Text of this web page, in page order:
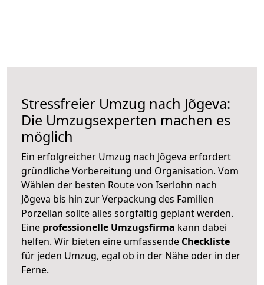
Stressfreier Umzug nach Jõgeva:
Die Umzugsexperten machen es
möglich
Ein erfolgreicher Umzug nach Jõgeva erfordert
gründliche Vorbereitung und Organisation. Vom
Wählen der besten Route von Iserlohn nach
Jõgeva bis hin zur Verpackung des Familien
Porzellan sollte alles sorgfältig geplant werden.
Eine professionelle Umzugsfirma kann dabei
helfen. Wir bieten eine umfassende Checkliste
für jeden Umzug, egal ob in der Nähe oder in der
Ferne.